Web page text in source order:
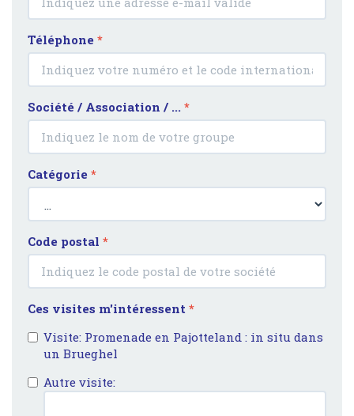
Téléphone *
Société / Association / ... *
Catégorie *
Code postal *
Ces visites m'intéressent *
Visite: Promenade en Pajotteland : in situ dans
un Brueghel
Autre visite: